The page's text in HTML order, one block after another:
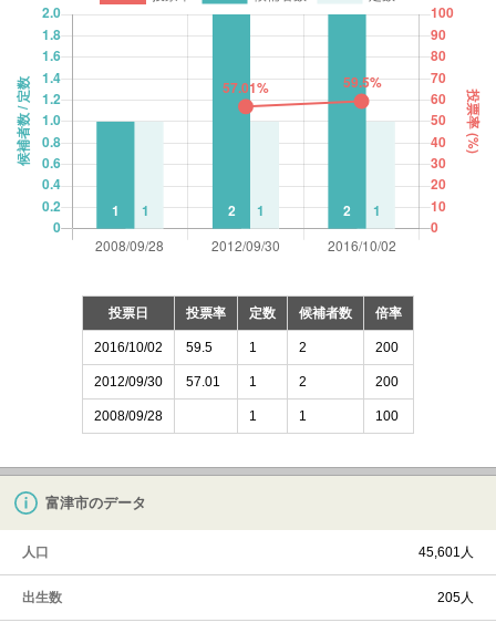
投票日 投票率 定数 候補者数 倍率
2016/10/02 59.5 1 2 200
2012/09/30 57.01 1 2 200
2008/09/28 1 1 100
富津市のデータ
人口 45,601人
出生数 205人